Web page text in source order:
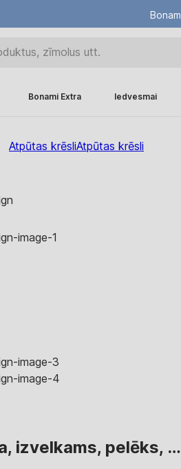
Bonami Extra Iedvesmai
Atpūtas krēsliAtpūtas krēsli
izvelkams, pelēks, …